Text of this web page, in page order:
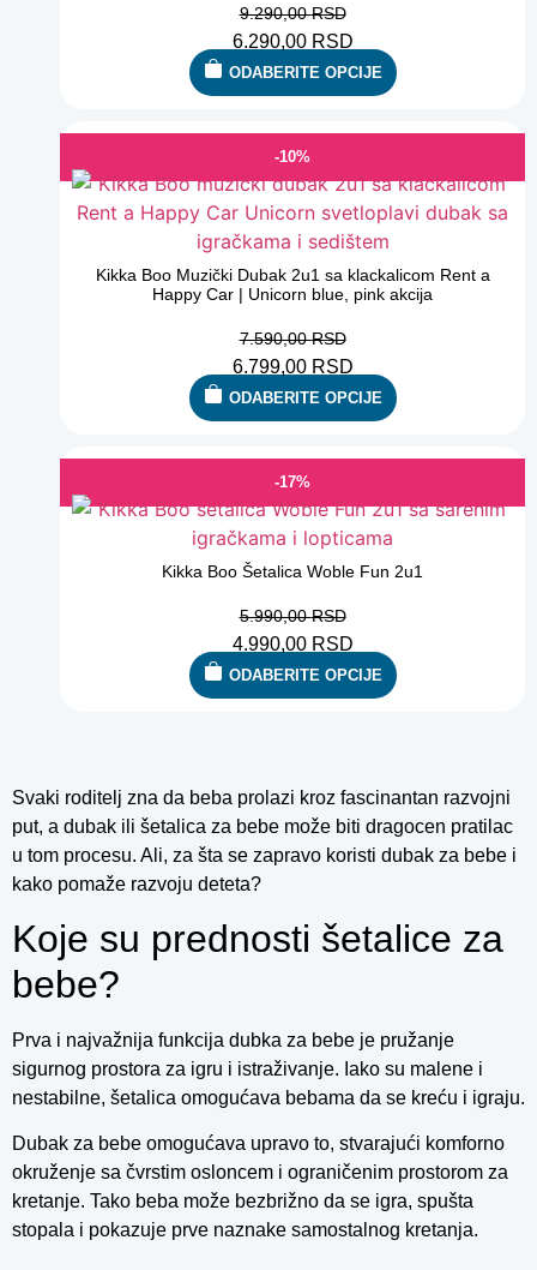
9.290,00RSD
6.290,00 RSD
ODABERITE OPCIJE
-10%
Kikka Boo Muzički Dubak 2u1 sa klackalicom Rent a
Happy Car | Unicorn blue, pink akcija
7.590,00RSD
6.799,00 RSD
ODABERITE OPCIJE
-17%
Kikka Boo Šetalica Woble Fun 2u1
5.990,00RSD
4.990,00 RSD
ODABERITE OPCIJE
Svaki roditelj zna da beba prolazi kroz fascinantan razvojni
put, a dubak ili šetalica za bebe može biti dragocen pratilac
u tom procesu. Ali, za šta se zapravo koristi dubak za bebe i
kako pomaže razvoju deteta?
Koje su prednosti šetalice za
bebe?
Prva i najvažnija funkcija dubka za bebe je pružanje
sigurnog prostora za igru i istraživanje. Iako su malene i
nestabilne, šetalica omogućava bebama da se kreću i igraju.
Dubak za bebe omogućava upravo to, stvarajući komforno
okruženje sa čvrstim osloncem i ograničenim prostorom za
kretanje. Tako beba može bezbrižno da se igra, spušta
stopala i pokazuje prve naznake samostalnog kretanja.